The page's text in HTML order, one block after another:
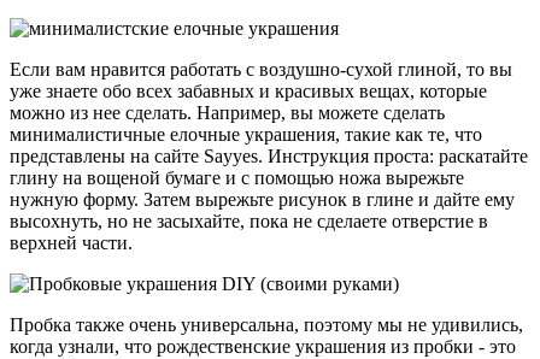
Если вам нравится работать с воздушно-сухой глиной, то вы
уже знаете обо всех забавных и красивых вещах, которые
можно из нее сделать. Например, вы можете сделать
минималистичные елочные украшения, такие как те, что
представлены на сайте Sayyes. Инструкция проста: раскатайте
глину на вощеной бумаге и с помощью ножа вырежьте
нужную форму. Затем вырежьте рисунок в глине и дайте ему
высохнуть, но не засыхайте, пока не сделаете отверстие в
верхней части.
Пробка также очень универсальна, поэтому мы не удивились,
когда узнали, что рождественские украшения из пробки - это